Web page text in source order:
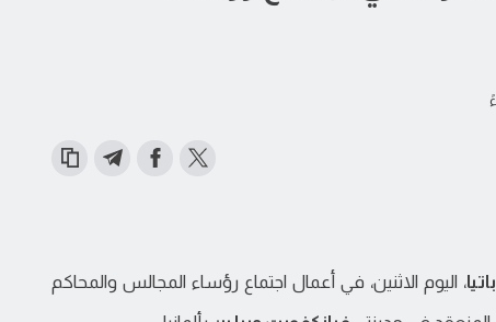
، اليوم الاثنين، في أعمال اجتماع رؤساء المجالس والمحاكم